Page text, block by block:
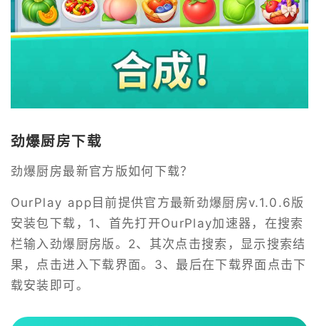
劲爆厨房下载
劲爆厨房最新官方版如何下载？
OurPlay app目前提供官方最新劲爆厨房v.1.0.6版
安装包下载，1、首先打开OurPlay加速器，在搜索
栏输入劲爆厨房版。2、其次点击搜索，显示搜索结
果，点击进入下载界面。3、最后在下载界面点击下
载安装即可。